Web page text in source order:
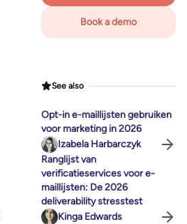
Book a demo
See also
Opt-in e-maillijsten gebruiken
voor marketing in 2026
Izabela Harbarczyk
Ranglijst van
verificatieservices voor e-
maillijsten: De 2026
deliverability stresstest
Kinga Edwards